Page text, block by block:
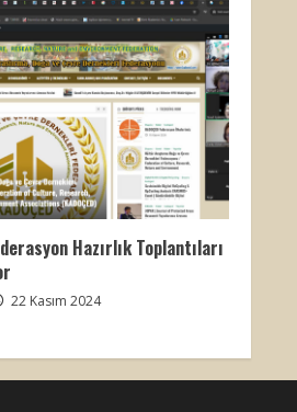
Hazırlık Toplantıları
22 Kasım 2024